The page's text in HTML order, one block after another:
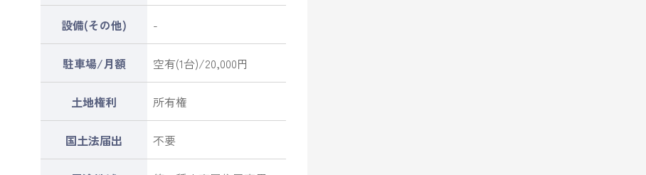
設備(その他)
-
駐車場/月額 空有(1台)/20,000円
土地権利 所有権
国土法届出 不要